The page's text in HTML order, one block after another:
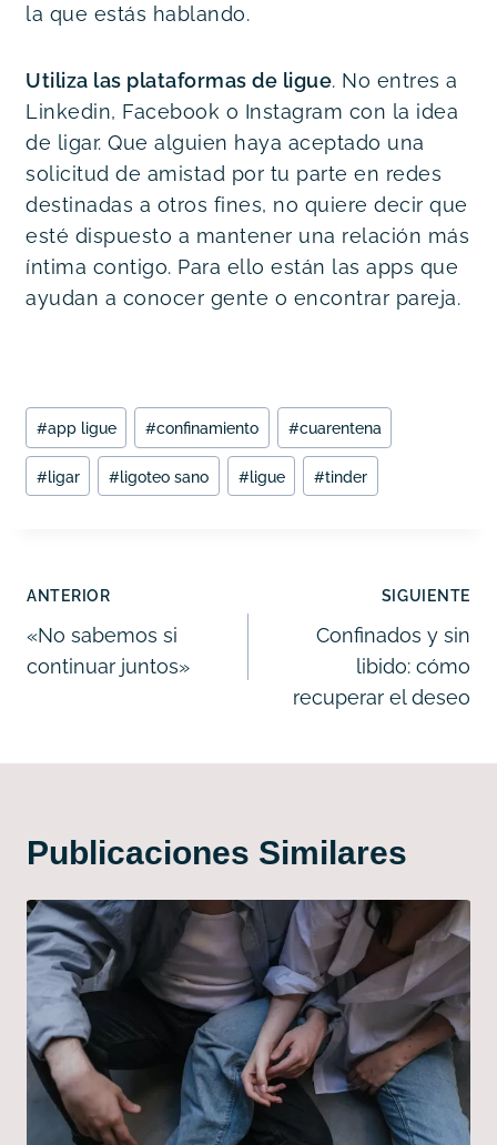
la que estás hablando.
Utiliza las plataformas de ligue. No entres a
Linkedin, Facebook o Instagram con la idea
de ligar. Que alguien haya aceptado una
solicitud de amistad por tu parte en redes
destinadas a otros fines, no quiere decir que
esté dispuesto a mantener una relación más
íntima contigo. Para ello están las apps que
ayudan a conocer gente o encontrar pareja.
Etiquetas
de
la
#app ligue #confinamiento #cuarentena
#ligar #ligoteo sano #ligue #tinder
Navegación
de
entradas
ANTERIOR
«No sabemos si
continuar juntos»
SIGUIENTE
Confinados y sin
libido: cómo
recuperar el deseo
Publicaciones Similares